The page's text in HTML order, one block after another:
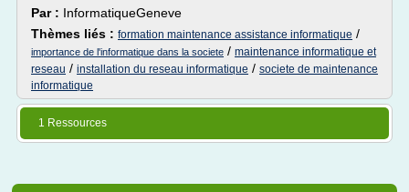
Par : InformatiqueGeneve
Thèmes liés : formation maintenance assistance informatique /
importance de l'informatique dans la societe / maintenance informatique et
reseau / installation du reseau informatique / societe de maintenance
informatique
1 Ressources